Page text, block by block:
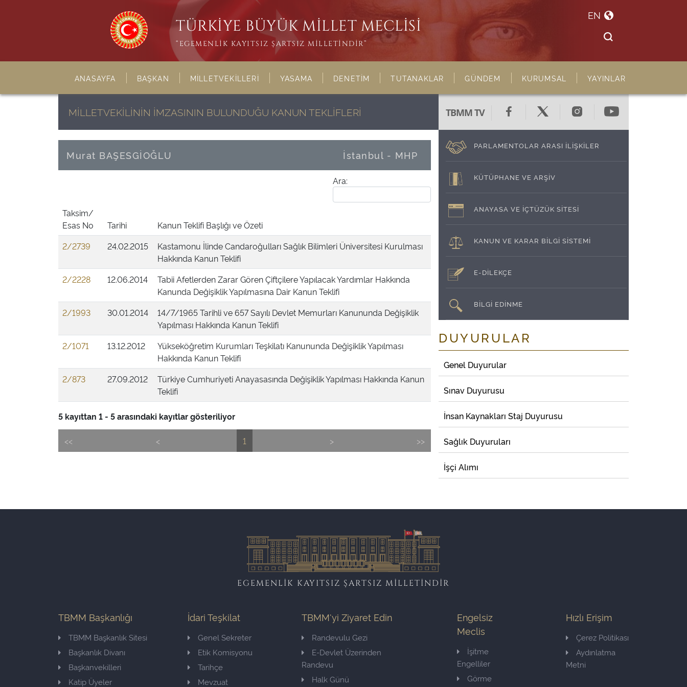
TÜRKİYE BÜYÜK MİLLET MECLİSİ
“EGEMENLİK KAYITSIZ ŞARTSIZ MİLLETİNDİR”
EN
ANASAYFA BAŞKAN MİLLETVEKİLLERİ YASAMA DENETİM TUTANAKLAR GÜNDEM KURUMSAL YAYINLAR
MİLLETVEKİLİNİN İMZASININ BULUNDUĞU KANUN TEKLİFLERİ
Murat BAŞESGİOĞLU İstanbul - MHP
Ara:
Taksim/
Esas No
Tarihi
Kanun Teklifi Başlığı ve Özeti
2/2739
24.02.2015
Kastamonu İlinde Candaroğulları Sağlık Bilimleri Üniversitesi Kurulması
Hakkında Kanun Teklifi
2/2228
12.06.2014
Tabii Afetlerden Zarar Gören Çiftçilere Yapılacak Yardımlar Hakkında
Kanunda Değişiklik Yapılmasına Dair Kanun Teklifi
2/1993
30.01.2014
14/7/1965 Tarihli ve 657 Sayılı Devlet Memurları Kanununda Değişiklik
Yapılması Hakkında Kanun Teklifi
2/1071
13.12.2012
Yükseköğretim Kurumları Teşkilatı Kanununda Değişiklik Yapılması
Hakkında Kanun Teklifi
2/873
27.09.2012
Türkiye Cumhuriyeti Anayasasında Değişiklik Yapılması Hakkında Kanun
Teklifi
5 kayıttan 1 - 5 arasındaki kayıtlar gösteriliyor
<< < 1 > >>
TBMM TV
PARLAMENTOLAR ARASI İLİŞKİLER
KÜTÜPHANE VE ARŞİV
ANAYASA VE İÇTÜZÜK SİTESİ
KANUN VE KARAR BİLGİ SİSTEMİ
E-DİLEKÇE
BİLGİ EDİNME
DUYURULAR
Genel Duyurular
Sınav Duyurusu
İnsan Kaynakları Staj Duyurusu
Sağlık Duyuruları
İşçi Alımı
EGEMENLİK KAYITSIZ ŞARTSIZ MİLLETİNDİR
TBMM Başkanlığı
TBMM Başkanlık Sitesi
Başkanlık Divanı
Başkanvekilleri
Katip Üyeler
İdari Teşkilat
Genel Sekreter
Etik Komisyonu
Tarihçe
Mevzuat
TBMM'yi Ziyaret Edin
Randevulu Gezi
E-Devlet Üzerinden
Randevu
Halk Günü
Engelsiz
Meclis
İşitme
Engelliler
Görme
Hızlı Erişim
Çerez Politikası
Aydınlatma
Metni